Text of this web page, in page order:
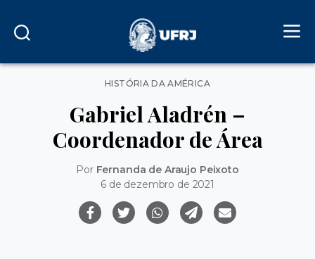
Categorias
HISTÓRIA DA AMÉRICA
Gabriel Aladrén –
Coordenador de Área
Por Fernanda de Araujo Peixoto
6 de dezembro de 2021